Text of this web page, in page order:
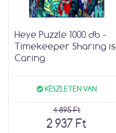
Heye Puzzle 1000 db -
Timekeeper Sharing is
Caring
KÉSZLETEN VAN
4 895 Ft
2 937 Ft